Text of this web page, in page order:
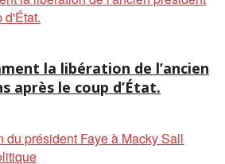
la libération de l’ancien
après le coup d’État.